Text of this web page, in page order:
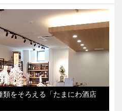
をそろえる「たまにわ酒店